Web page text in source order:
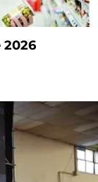
2026